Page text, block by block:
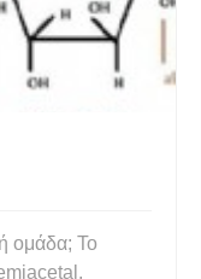
ομάδα; Το